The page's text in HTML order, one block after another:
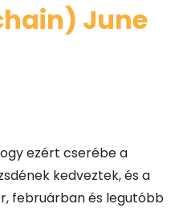
June
ezért cserébe a
kedveztek, és a
februárban és legutóbb